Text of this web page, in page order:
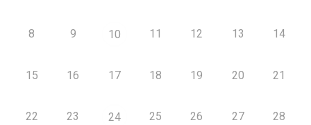
8 9 10 11 12 13 14
15 16 17 18 19 20 21
22 23 24 25 26 27 28